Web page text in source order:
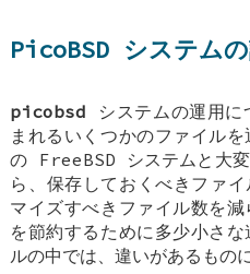
PicoBSD システム
picobsd システムの運用に
まれるいくつかのファイル
の FreeBSD システムと大
ら、保存しておくべきファ
マイズすべきファイル数を
を節約するために多少小さ
ルの中では、違いがあるもの